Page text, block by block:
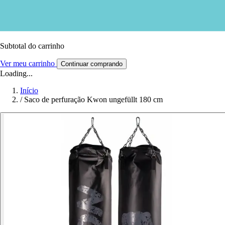
Subtotal do carrinho
Ver meu carrinho Continuar comprando
Loading...
Início
/ Saco de perfuração Kwon ungefüllt 180 cm